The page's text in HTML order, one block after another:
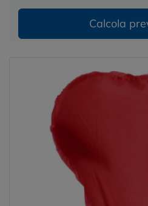
Calcola